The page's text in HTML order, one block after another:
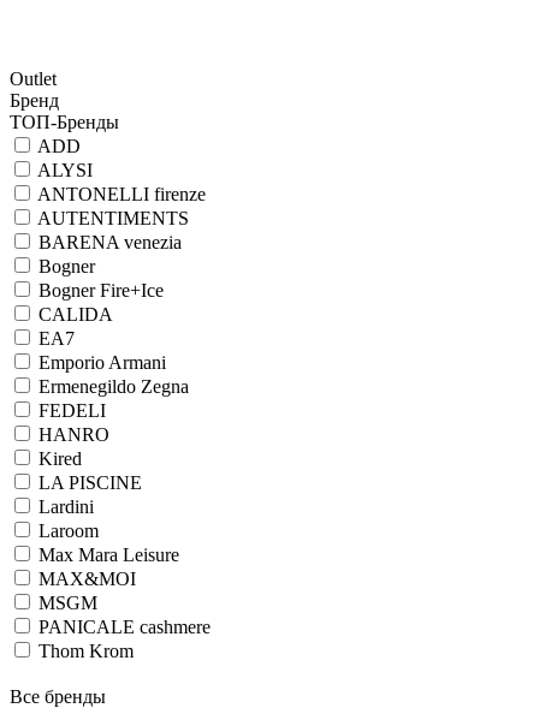
Outlet
Бренд
ТОП-Бренды
ADD
ALYSI
ANTONELLI firenze
AUTENTIMENTS
BARENA venezia
Bogner
Bogner Fire+Ice
CALIDA
EA7
Emporio Armani
Ermenegildo Zegna
FEDELI
HANRO
Kired
LA PISCINE
Lardini
Laroom
Max Mara Leisure
MAX&MOI
MSGM
PANICALE cashmere
Thom Krom
Все бренды